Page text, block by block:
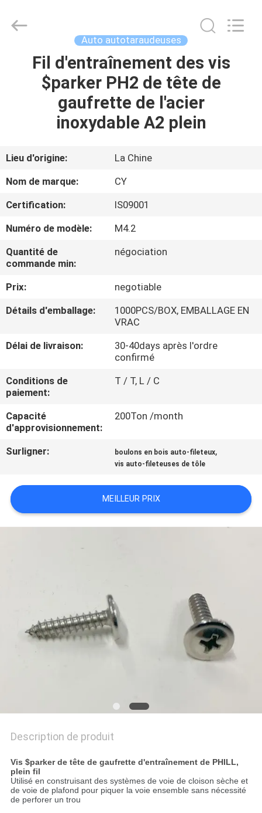
MAISON
PRODUITS
SUJET
DE
NOUS
VISITE
D'USINE
CONTRÔLE
DE
NOUS
NOUVELLES
UNE
CITATION
PRIVACY
POLICY
Chaoyi
Fastener.
Auto autotaraudeuses
Fil d'entraînement des vis
$parker PH2 de tête de
gaufrette de l'acier
inoxydable A2 plein
Lieu d'origine:
La Chine
Nom de marque:
CY
Certification:
IS09001
Numéro de modèle:
M4.2
Quantité de
commande min:
négociation
Prix:
negotiable
Détails d'emballage:
1000PCS/BOX, EMBALLAGE EN
VRAC
Délai de livraison:
30-40days après l'ordre
confirmé
Conditions de
paiement:
T / T, L / C
Capacité
d'approvisionnement:
200Ton /month
Surligner: boulons en bois auto-fileteux,
vis auto-fileteuses de tôle
MEILLEUR PRIX
Description de produit
Vis $parker de tête de gaufrette d'entraînement de PHILL,
plein fil
Utilisé en construisant des systèmes de voie de cloison sèche et
de voie de plafond pour piquer la voie ensemble sans nécessité
de perforer un trou